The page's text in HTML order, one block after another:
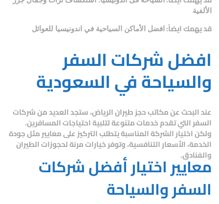
الألفية
قد يهمك ايضاً: افضل الأماكن السياحية في اندونيسيا للعوائل
افضل شركات السفر
والسياحة في السعودية
عند البحث عنمكاتب حجز طيران الرياض، ستجد العديد من شركات
السفر التي تقدم خدمات متنوعة لتلبية احتياجات المسافرين.
ولكن اختيار الشركة المناسبة يتطلب التركيز على معايير مثل جودة
الخدمة، الأسعار التنافسية، وتوفر خيارات مرنة لحجوزات الطيران
والفنادق.
معايير اختيار أفضل شركات
السفر والسياحة